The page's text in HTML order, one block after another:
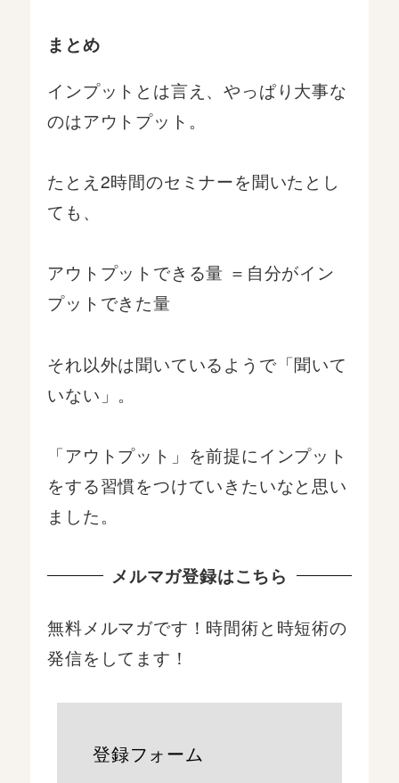
まとめ
インプットとは言え、やっぱり大事な
のはアウトプット。
たとえ2時間のセミナーを聞いたとし
ても、
アウトプットできる量 ＝自分がイン
プットできた量
それ以外は聞いているようで「聞いて
いない」。
「アウトプット」を前提にインプット
をする習慣をつけていきたいなと思い
ました。
メルマガ登録はこちら
無料メルマガです！時間術と時短術の
発信をしてます！
登録フォーム